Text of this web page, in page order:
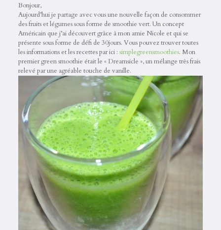
Bonjour,
Aujourd’hui je partage avec vous une nouvelle façon de consommer
des fruits et légumes sous forme de smoothie vert. Un concept
Américain que j’ai découvert grâce à mon amie Nicole et qui se
présente sous forme de défi de 30jours. Vous pouvez trouver toutes
les informations et les recettes par ici : simplegreensmoothies. Mon
premier green smoothie était le « Dreamsicle », un mélange très frais
relevé par une agréable touche de vanille.